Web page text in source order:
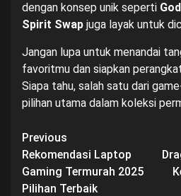
dengan konsep unik seperti
Spirit Swap juga layak untuk
Jangan lupa untuk menandai
favoritmu dan siapkan
Siapa tahu, salah satu dari
pilihan utama dalam koleksi
Post
navigation
Previous
Rekomendasi Laptop
Gaming Termurah 2025
Pilihan Terbaik